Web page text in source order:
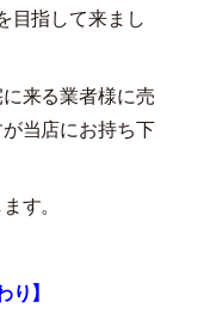
目指して来まし
来る業者様に売
当店にお持ち下
す。
り】